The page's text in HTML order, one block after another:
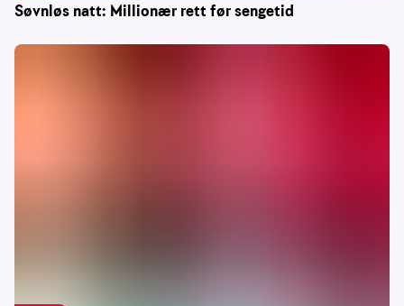
Søvnløs natt: Millionær rett før sengetid